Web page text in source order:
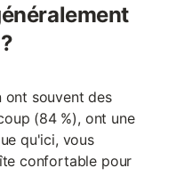
ont souvent des
(84 %), ont une
qu'ici, vous
confortable pour